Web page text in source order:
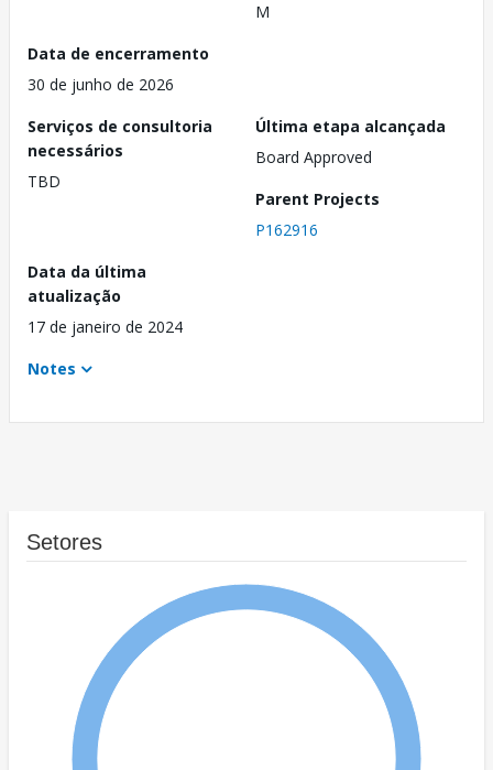
M
Data de encerramento
30 de junho de 2026
Serviços de consultoria
necessários
TBD
Última etapa alcançada
Board Approved
Parent Projects
P162916
Data da última
atualização
17 de janeiro de 2024
Notes
Setores